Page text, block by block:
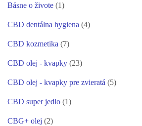
Básne o živote (1)
CBD dentálna hygiena (4)
CBD kozmetika (7)
CBD olej - kvapky (23)
CBD olej - kvapky pre zvieratá (5)
CBD super jedlo (1)
CBG+ olej (2)